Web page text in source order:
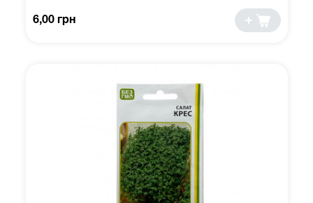
6,00 грн